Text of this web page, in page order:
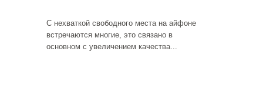
С нехваткой свободного места на айфоне
встречаются многие, это связано в
основном с увеличением качества...